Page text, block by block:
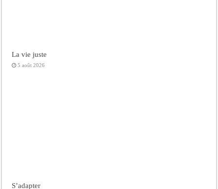
La vie juste
5 août 2026
S’adapter